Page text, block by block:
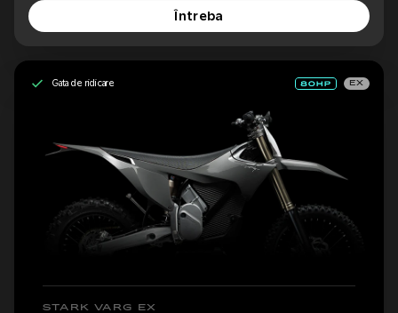
Întreba
Gata de ridicare EX
STARK VARG EX